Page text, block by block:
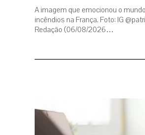
A imagem que emocionou o
incêndios na França. Foto: IG
Redação (06/08/2026…